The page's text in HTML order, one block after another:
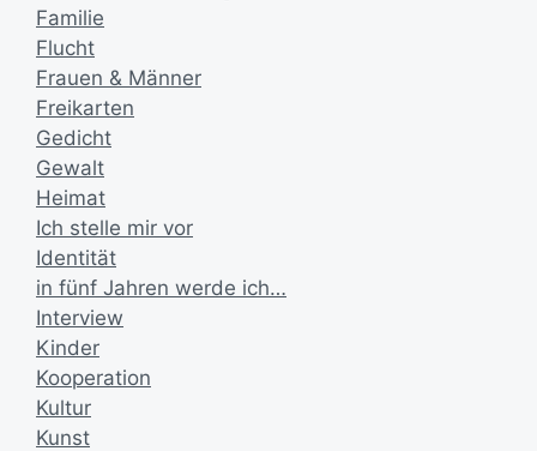
Familie
Flucht
Frauen & Männer
Freikarten
Gedicht
Gewalt
Heimat
Ich stelle mir vor
Identität
in fünf Jahren werde ich…
Interview
Kinder
Kooperation
Kultur
Kunst